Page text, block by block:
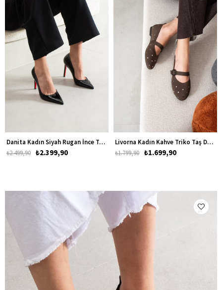
Danita Kadın Siyah Rugan İnce Topuklu Ayakkabı Stiletto
₺2.399,90
₺2.499,90
Livorna Kadın Kahve Triko Taş Detaylı Babet
₺1.699,90
₺1.799,90